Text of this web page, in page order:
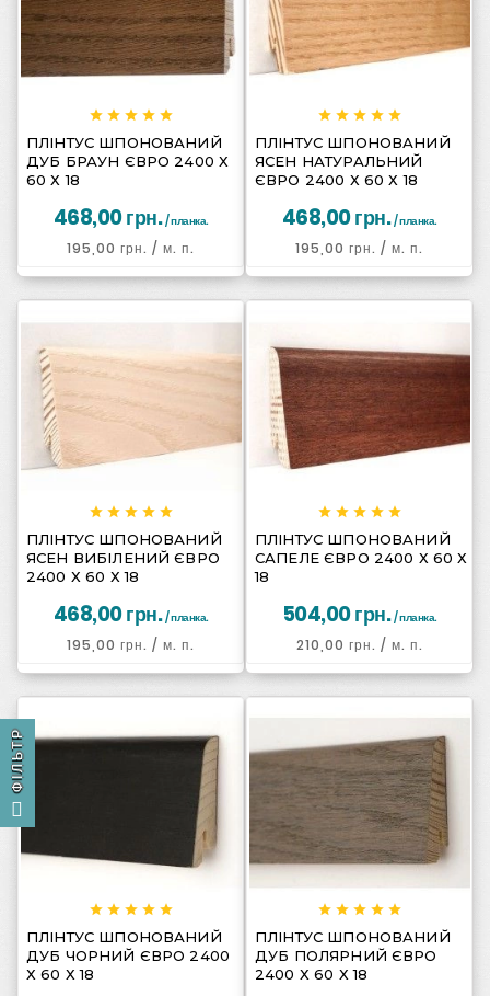
  
    
ПЛІНТУС ШПОНОВАНИЙ
ДУБ БРАУН ЄВРО 2400 Х
60 Х 18
468,00 грн. / планка.
195,00 грн. / м. п.
  
    
ПЛІНТУС ШПОНОВАНИЙ
ЯСЕН НАТУРАЛЬНИЙ
ЄВРО 2400 Х 60 Х 18
468,00 грн. / планка.
195,00 грн. / м. п.
  
    
ПЛІНТУС ШПОНОВАНИЙ
ЯСЕН ВИБІЛЕНИЙ ЄВРО
2400 Х 60 Х 18
468,00 грн. / планка.
195,00 грн. / м. п.
  
    
ПЛІНТУС ШПОНОВАНИЙ
САПЕЛЕ ЄВРО 2400 Х 60 Х
18
504,00 грн. / планка.
210,00 грн. / м. п.
  
    
ПЛІНТУС ШПОНОВАНИЙ
ДУБ ЧОРНИЙ ЄВРО 2400
Х 60 Х 18
  
    
ПЛІНТУС ШПОНОВАНИЙ
ДУБ ПОЛЯРНИЙ ЄВРО
2400 Х 60 Х 18
ФІЛЬТР